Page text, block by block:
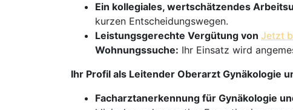
Ein kollegiales, wertschätzendes
kurzen Entscheidungswegen.
Leistungsgerechte Vergütung von Jetzt
Wohnungssuche: Ihr Einsatz wird
Ihr Profil als Leitender Oberarzt Gynäkologie
Facharztanerkennung für Gynäkologie